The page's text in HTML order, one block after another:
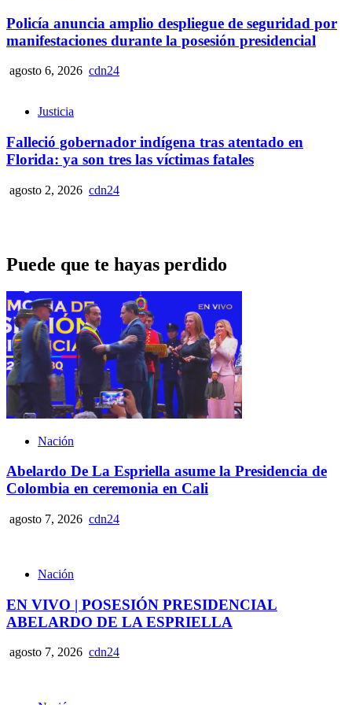
Policía anuncia amplio despliegue de seguridad por
manifestaciones durante la posesión presidencial
agosto 6, 2026 cdn24
Justicia
Falleció gobernador indígena tras atentado en
Florida: ya son tres las víctimas fatales
agosto 2, 2026 cdn24
Puede que te hayas perdido
Nación
Abelardo De La Espriella asume la Presidencia de
Colombia en ceremonia en Cali
agosto 7, 2026 cdn24
Nación
EN VIVO | POSESIÓN PRESIDENCIAL
ABELARDO DE LA ESPRIELLA
agosto 7, 2026 cdn24